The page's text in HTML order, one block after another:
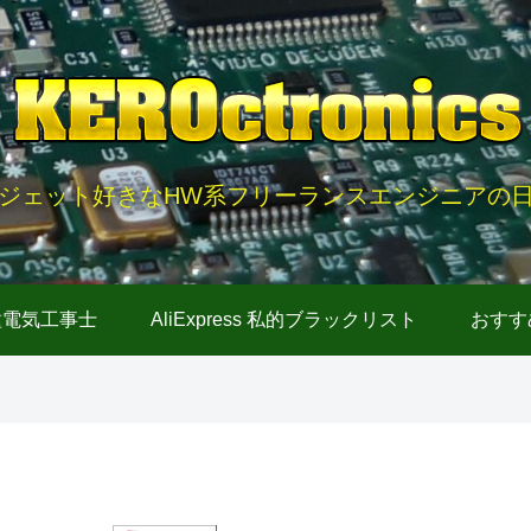
ェット好きなHW系フリーランスエンジニアの
気工事士 AliExpress 私的ブラックリスト おす